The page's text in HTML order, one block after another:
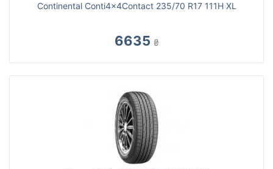
Continental Conti4x4Contact 235/70 R17 111H XL
6635 ₴